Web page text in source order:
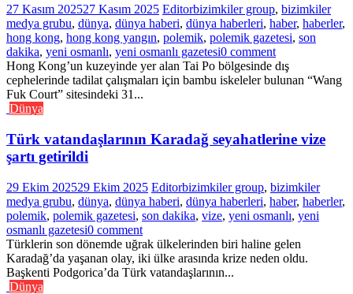
27 Kasım 202527 Kasım 2025 Editorbizimkiler group, bizimkiler
medya grubu, dünya, dünya haberi, dünya haberleri, haber, haberler,
hong kong, hong kong yangın, polemik, polemik gazetesi, son
dakika, yeni osmanlı, yeni osmanlı gazetesi0 comment
Hong Kong’un kuzeyinde yer alan Tai Po bölgesinde dış
cephelerinde tadilat çalışmaları için bambu iskeleler bulunan “Wang
Fuk Court” sitesindeki 31...
Dünya
Türk vatandaşlarının Karadağ seyahatlerine vize
şartı getirildi
29 Ekim 202529 Ekim 2025 Editorbizimkiler group, bizimkiler
medya grubu, dünya, dünya haberi, dünya haberleri, haber, haberler,
polemik, polemik gazetesi, son dakika, vize, yeni osmanlı, yeni
osmanlı gazetesi0 comment
Türklerin son dönemde uğrak ülkelerinden biri haline gelen
Karadağ’da yaşanan olay, iki ülke arasında krize neden oldu.
Başkenti Podgorica’da Türk vatandaşlarının...
Dünya